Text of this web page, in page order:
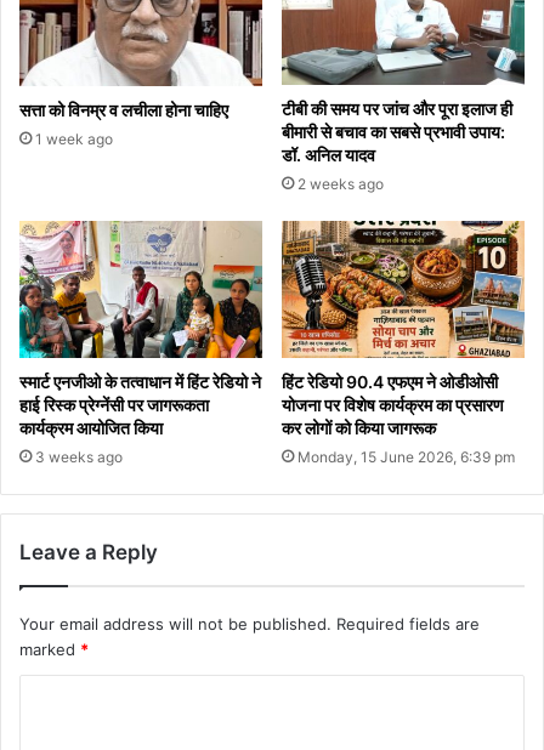
सत्ता को विनम्र व लचीला होना चाहिए
1 week ago
टीबी की समय पर जांच और पूरा इलाज ही
बीमारी से बचाव का सबसे प्रभावी उपाय:
डॉ. अनिल यादव
2 weeks ago
स्मार्ट एनजीओ के तत्वाधान में हिंट रेडियो ने
हाई रिस्क प्रेग्नेंसी पर जागरूकता
कार्यक्रम आयोजित किया
3 weeks ago
हिंट रेडियो 90.4 एफएम ने ओडीओसी
योजना पर विशेष कार्यक्रम का प्रसारण
कर लोगों को किया जागरूक
Monday, 15 June 2026, 6:39 pm
Leave a Reply
Your email address will not be published. Required fields are
marked *